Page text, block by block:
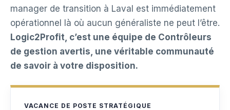
manager de transition à Laval est immédiatement
opérationnel là où aucun généraliste ne peut l’être.
Logic2Profit, c’est une équipe de Contrôleurs
de gestion avertis, une véritable communauté
de savoir à votre disposition.
VACANCE DE POSTE STRATÉGIQUE